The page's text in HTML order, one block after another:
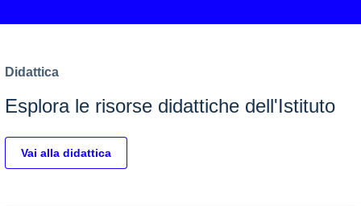
Didattica
Esplora le risorse didattiche dell'Istituto
Vai alla didattica